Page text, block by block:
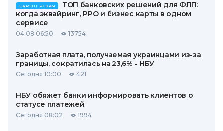
ПАРТНЕРСКАЯ
ТОП банковских решений для ФЛП:
когда эквайринг, РРО и бизнес карты в одном
сервисе
04.08 06:50 13754
Заработная плата, получаемая украинцами из-за
границы, сократилась на 23,6% - НБУ
Сегодня 10:00 421
НБУ обяжет банки информировать клиентов о
статусе платежей
Сегодня 08:02 1994